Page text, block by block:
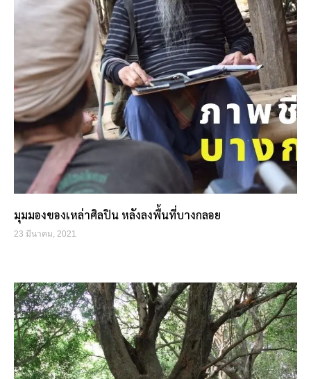
มุมมองของเหล่าศิลปิน หลังลงพื้นที่บางกลอย
23 มีนาคม, 2021